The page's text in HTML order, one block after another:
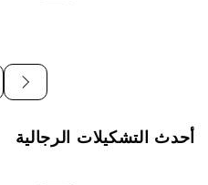
أحدث التشكيلات الرجالية